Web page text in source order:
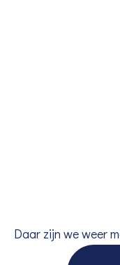
Daar zijn we weer